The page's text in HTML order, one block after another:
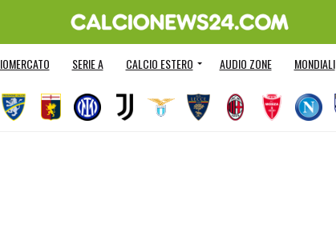
SERIE A CALCIO ESTERO AUDIO ZONE MONDIALI